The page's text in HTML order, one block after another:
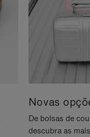
Novas
De bolsas de
descubra as